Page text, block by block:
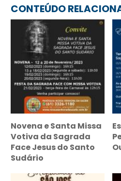
CONTEÚDO
Novena e Santa Missa
Votiva da Sagrada
Face Jesus do Santo
Sudário